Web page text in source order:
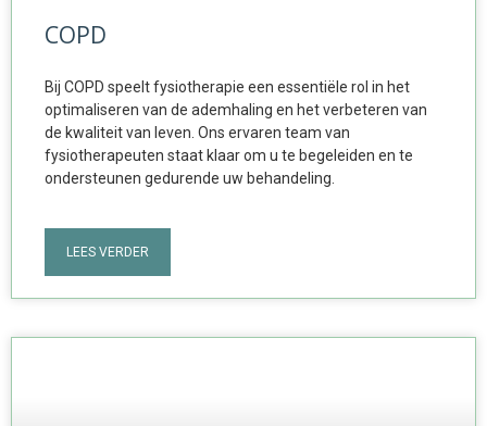
COPD
Bij COPD speelt fysiotherapie een essentiële rol in het
optimaliseren van de ademhaling en het verbeteren van
de kwaliteit van leven. Ons ervaren team van
fysiotherapeuten staat klaar om u te begeleiden en te
ondersteunen gedurende uw behandeling.
LEES VERDER